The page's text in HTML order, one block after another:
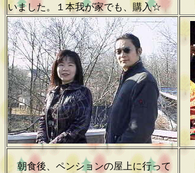
いました。１本我が家でも、購入☆
朝食後、ペンションの屋上に行って